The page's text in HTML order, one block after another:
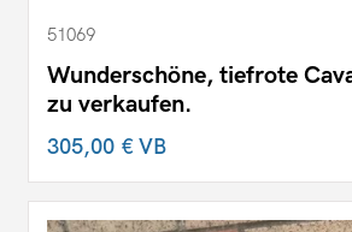
51069
Wunderschöne, tiefrote
zu verkaufen.
305,00 €VB